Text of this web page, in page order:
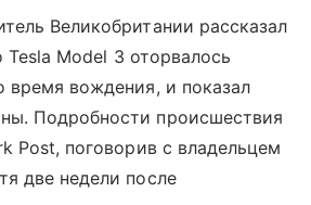
Великобритании рассказал
Tesla Model 3 оторвалось
время вождения, и показал
Подробности происшествия
Post, поговорив с владельцем
две недели после